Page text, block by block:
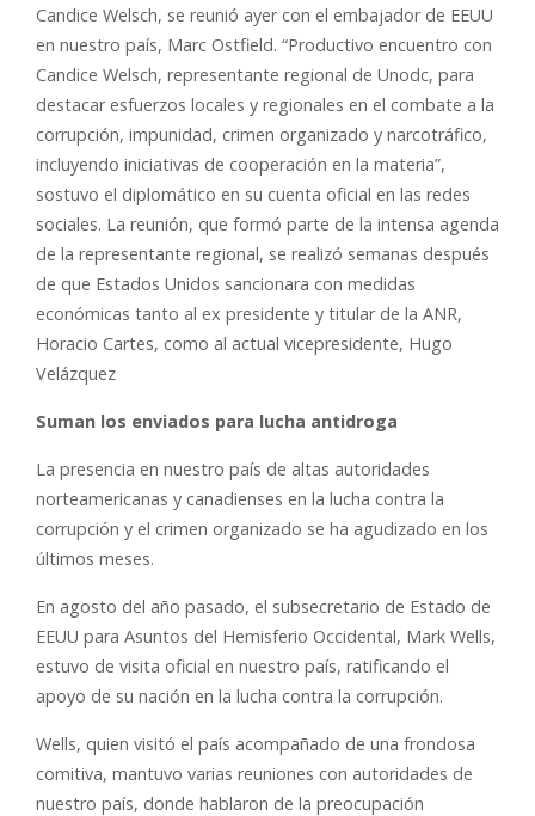
Candice Welsch, se reunió ayer con el embajador de EEUU
en nuestro país, Marc Ostfield. “Productivo encuentro con
Candice Welsch, representante regional de Unodc, para
destacar esfuerzos locales y regionales en el combate a la
corrupción, impunidad, crimen organizado y narcotráfico,
incluyendo iniciativas de cooperación en la materia”,
sostuvo el diplomático en su cuenta oficial en las redes
sociales. La reunión, que formó parte de la intensa agenda
de la representante regional, se realizó semanas después
de que Estados Unidos sancionara con medidas
económicas tanto al ex presidente y titular de la ANR,
Horacio Cartes, como al actual vicepresidente, Hugo
Velázquez
Suman los enviados para lucha antidroga
La presencia en nuestro país de altas autoridades
norteamericanas y canadienses en la lucha contra la
corrupción y el crimen organizado se ha agudizado en los
últimos meses.
En agosto del año pasado, el subsecretario de Estado de
EEUU para Asuntos del Hemisferio Occidental, Mark Wells,
estuvo de visita oficial en nuestro país, ratificando el
apoyo de su nación en la lucha contra la corrupción.
Wells, quien visitó el país acompañado de una frondosa
comitiva, mantuvo varias reuniones con autoridades de
nuestro país, donde hablaron de la preocupación